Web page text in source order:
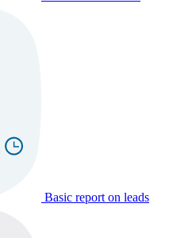
Basic report on leads